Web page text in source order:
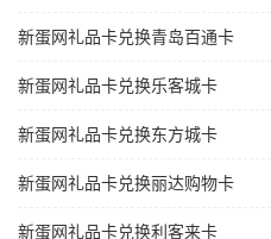
新蛋网礼品卡兑换青岛百通卡
新蛋网礼品卡兑换乐客城卡
新蛋网礼品卡兑换东方城卡
新蛋网礼品卡兑换丽达购物卡
新蛋网礼品卡兑换利客来卡